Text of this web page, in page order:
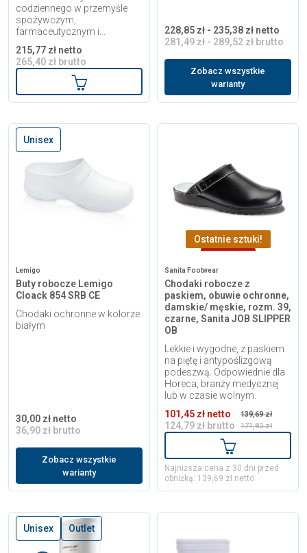
codziennego w przemyśle
spożywczym,
farmaceutycznym i...
215,77 zł netto
265,40 zł brutto
Dodaj do koszyka
228,85 zł - 235,38 zł netto
281,49 zł - 289,52 zł brutto
Zobacz wszystkie
warianty
Unisex
Lemigo
Buty robocze Lemigo
Cloack 854 SRB CE
Chodaki ochronne w kolorze
białym
30,00 zł netto
36,90 zł brutto
Zobacz wszystkie
warianty
Ostatnie sztuki!
Sanita Footwear
Chodaki robocze z
paskiem, obuwie ochronne,
damskie/ męskie, rozm. 39,
czarne, Sanita JOB SLIPPER
OB
Lekkie i wygodne, z paskiem
na piętę i antypoślizgową
podeszwą. Odpowiednie dla
Horeca, branży medycznej
lub w czasie wolnym.
101,45 zł netto
124,79 zł brutto
139,69 zł
171,82 zł
Dodaj do
Najniższa cena z 30 dni przed
obniżką: 139,69 zł netto
Unisex Outlet